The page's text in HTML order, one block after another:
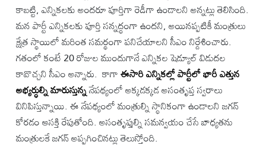
కాబట్టి, ఎన్నికలకు అందరూ పూర్తిగా రెడీగా ఉండాలని అన్నట్లు తెలిసింది.
మన పార్టీ ఎన్నికలకు పూర్తి సన్నద్ధంగా ఉందని, అయినప్పటికీ మంత్రులు
క్షేత్ర స్థాయిలో మరింత సమర్థంగా పనిచేయాలని సీఎం నిర్దేశించారు.
గతంలో కంటే 20 రోజుల ముందుగానే ఎన్నికల షెడ్యూల్‌ విడుదల
కావొచ్చని సీఎం అన్నారు. కాగాఈసారి ఎన్నికల్లో పార్టీలో భారీ ఎత్తున
అభ్యర్ధుల్ని మారుస్తున్ననేపథ్యంలో అక్కడక్కడ అసంతృప్త స్వరాలు
వినిపిస్తున్నాయి. ఈ నేపథ్యంలో మంత్రుల్ని స్ధానికంగా ఉండాలని జగన్
కోరడం ఆసక్తి రేపుతోంది. అసంతృప్తుల్ని సమన్వయం చేసే బాధ్యతను
మంత్రులకే జగన్ అప్పగించినట్లు తెలుస్తోంది.